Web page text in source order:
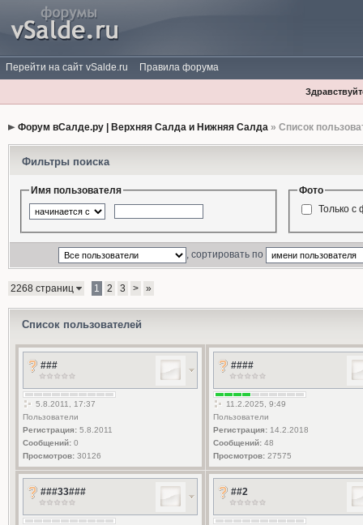
Перейти на сайт vSalde.ru Правила форума
Форум вСалде.ру | Верхняя Салда и Нижняя Салда» Список
Фильтры поиска
Имя пользователя
Фото
Только с
, сортировать по
2268 страниц 1 2 3 > »
Список пользователей
###
5.8.2011, 17:37
Пользователи
Регистрация:5.8.2011
Сообщений:0
Просмотров:30126
####
11.2.2025, 9:49
Пользователи
Регистрация:14.2.2018
Сообщений:48
Просмотров:27575
###33### ##2